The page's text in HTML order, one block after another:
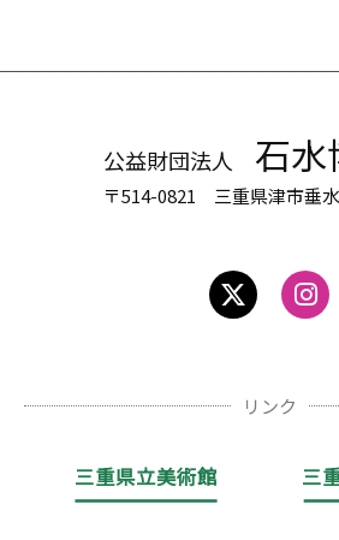
公益財団法人 石水
〒514-0821 三重県津市垂
リンク
三重県立美術館 三